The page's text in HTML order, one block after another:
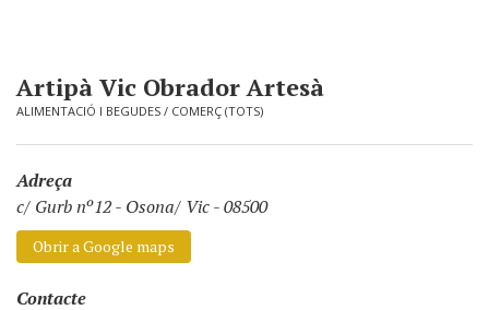
Artipà Vic Obrador Artesà
ALIMENTACIÓ I BEGUDES / COMERÇ (TOTS)
Adreça
c/ Gurb nº12- Osona/ Vic - 08500
Obrir a Google maps
Contacte